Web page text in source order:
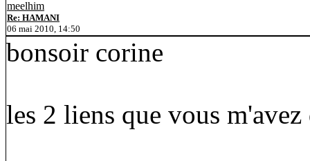
meelhim
Re: HAMANI
06 mai 2010, 14:50
bonsoir corine
les 2 liens que vous